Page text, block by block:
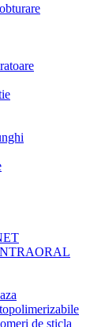
de sticla